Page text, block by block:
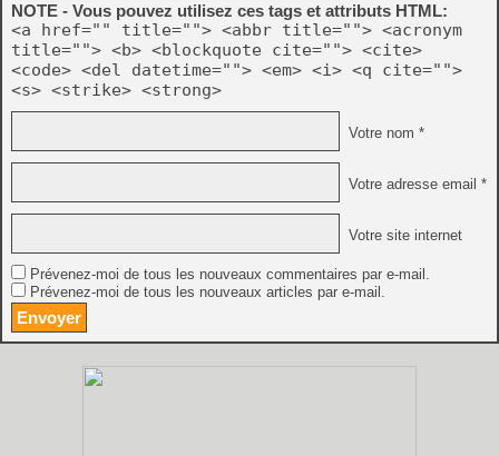
NOTE - Vous pouvez utilisez ces tags et attributs HTML:
<a href="" title=""> <abbr title=""> <acronym
title=""> <b> <blockquote cite=""> <cite>
<code> <del datetime=""> <em> <i> <q cite="">
<s> <strike> <strong>
Votre nom *
Votre adresse email *
Votre site internet
Prévenez-moi de tous les nouveaux commentaires par e-mail.
Prévenez-moi de tous les nouveaux articles par e-mail.